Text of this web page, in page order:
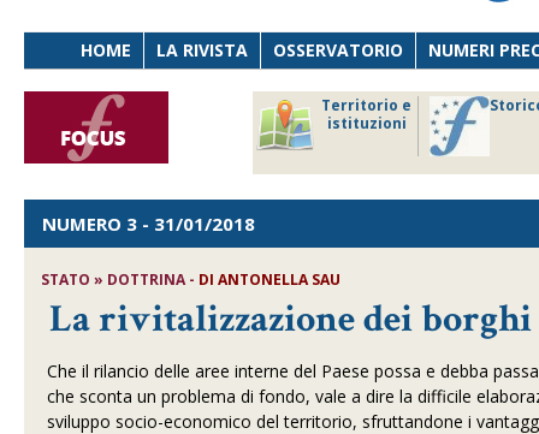
HOME LA RIVISTA OSSERVATORIO NUMERI
Territorio e
istituzioni
NUMERO 3 - 31/01/2018
STATO » DOTTRINA - DIANTONELLA SAU
La rivitalizzazione dei
Che il rilancio delle aree interne del Paese possa e debba
che sconta un problema di fondo, vale a dire la difficile
sviluppo socio-economico del territorio, sfruttandone i